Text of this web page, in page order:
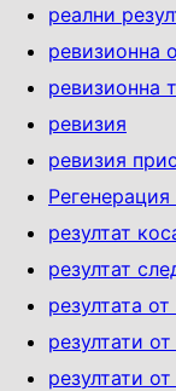
реални
ревизионна
ревизионна
ревизия
ревизия
Регенерация
резултат
резултат
резултата
резултати
резултати